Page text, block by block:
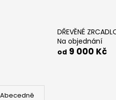
DŘEVĚNÉ
Na objednání
od 9 000 Kč
Abecedně
Doporučujeme